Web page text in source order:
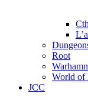
Root
World of
JCC